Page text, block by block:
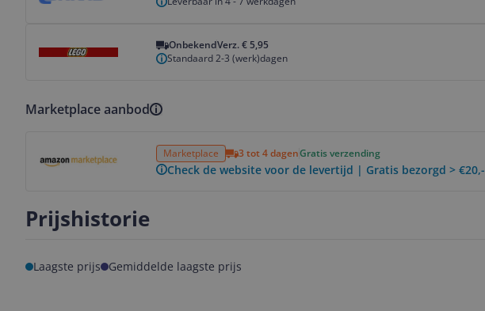
OnbekendVerz. € 5,95
Standaard 2-3 (werk)dagen
Marketplace aanbod
Marketplace 3 tot 4 dagenGratis verzending
Check de website voor de levertijd | Gratis bezorgd > €20,-
Prijshistorie
Laagste prijs Gemiddelde laagste prijs